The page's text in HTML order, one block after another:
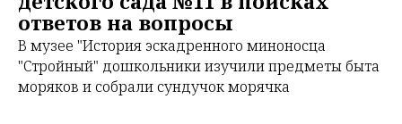
ответов на вопросы
В музее "История эскадренного миноносца
"Стройный" дошкольники изучили предметы быта
моряков и собрали сундучок морячка